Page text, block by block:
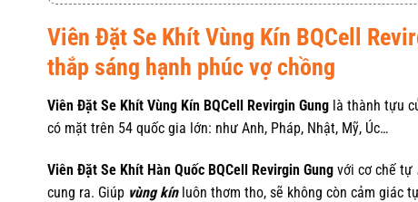
Viên Đặt Se Khít Vùng Kín BQCell
thắp sáng hạnh phúc vợ chồng
Viên Đặt Se Khít Vùng Kín BQCell Revirgin Gung là thành tựu
có mặt trên 54 quốc gia lớn: như Anh, Pháp, Nhật, Mỹ, Úc…
Viên Đặt Se Khít Hàn Quốc BQCell Revirgin Gung với cơ chế tự
cung ra. Giúp vùng kín luôn thơm tho, sẽ không còn cảm giác